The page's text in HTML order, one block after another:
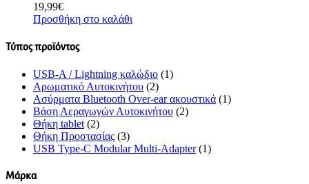
19,99€
Προσθήκη στο καλάθι
Τύπος προϊόντος
USB-A / Lightning καλώδιο (1)
Αρωματικό Αυτοκινήτου (2)
Ασύρματα Bluetooth Over-ear ακουστικά (1)
Βάση Αεραγωγών Αυτοκινήτου (2)
Θήκη tablet (2)
Θήκη Προστασίας (3)
USB Type-C Modular Multi-Adapter (1)
Μάρκα